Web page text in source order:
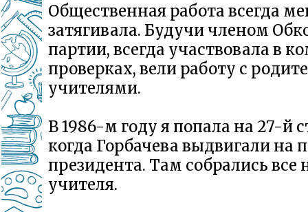
Общественная работа всегда
затягивала. Будучи членом
партии, всегда участвовала в
проверках, вели работу с
учителями.
В 1986-м году я попала на 27-й
когда Горбачева выдвигали на
президента. Там собрались все
учителя.